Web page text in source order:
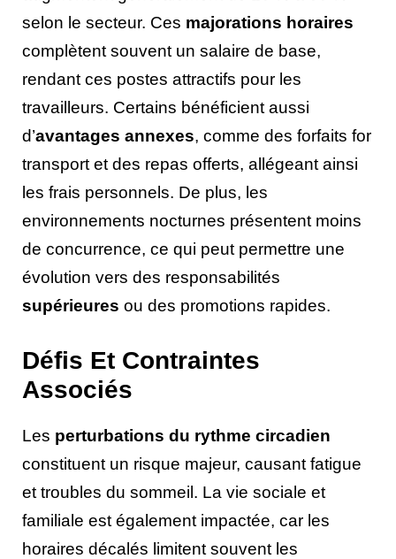
selon le secteur. Ces majorations horaires
complètent souvent un salaire de base,
rendant ces postes attractifs pour les
travailleurs. Certains bénéficient aussi
d’avantages annexes, comme des forfaits for
transport et des repas offerts, allégeant ainsi
les frais personnels. De plus, les
environnements nocturnes présentent moins
de concurrence, ce qui peut permettre une
évolution vers des responsabilités
supérieures ou des promotions rapides.
Défis Et Contraintes
Associés
Les perturbations du rythme circadien
constituent un risque majeur, causant fatigue
et troubles du sommeil. La vie sociale et
familiale est également impactée, car les
horaires décalés limitent souvent les